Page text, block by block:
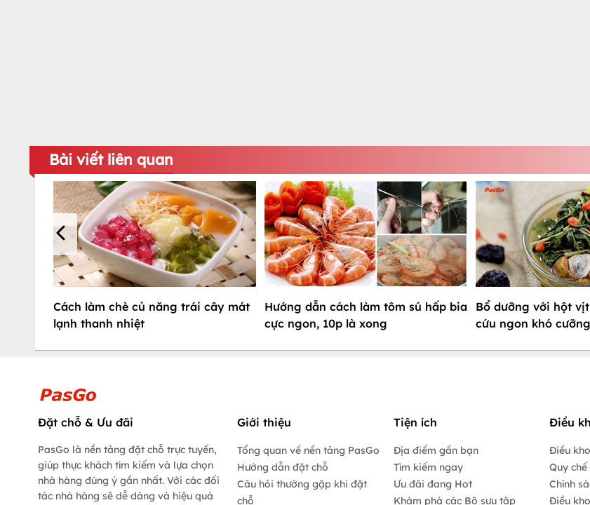
Bài viết liên quan
Cách làm chè củ năng trái cây mát
lạnh thanh nhiệt
Hướng dẫn cách làm tôm sú hấp bia
cực ngon, 10p là xong
Bổ dưỡng với hột
cứu ngon khó cưỡng
Đặt chỗ & Ưu đãi
PasGo là nền tảng đặt chỗ trực tuyến,
giúp thực khách tìm kiếm và lựa chọn
nhà hàng đúng ý gần nhất. Với các đối
tác nhà hàng sẽ dễ dàng và hiệu quả
Giới thiệu
Tổng quan về nền tảng PasGo
Hướng dẫn đặt chỗ
Câu hỏi thường gặp khi đặt
chỗ
Tiện ích
Địa điểm gần bạn
Tìm kiếm ngay
Ưu đãi đang Hot
Khám phá các Bộ sưu tập
Điều
Điều
Quy
Chính
Điều